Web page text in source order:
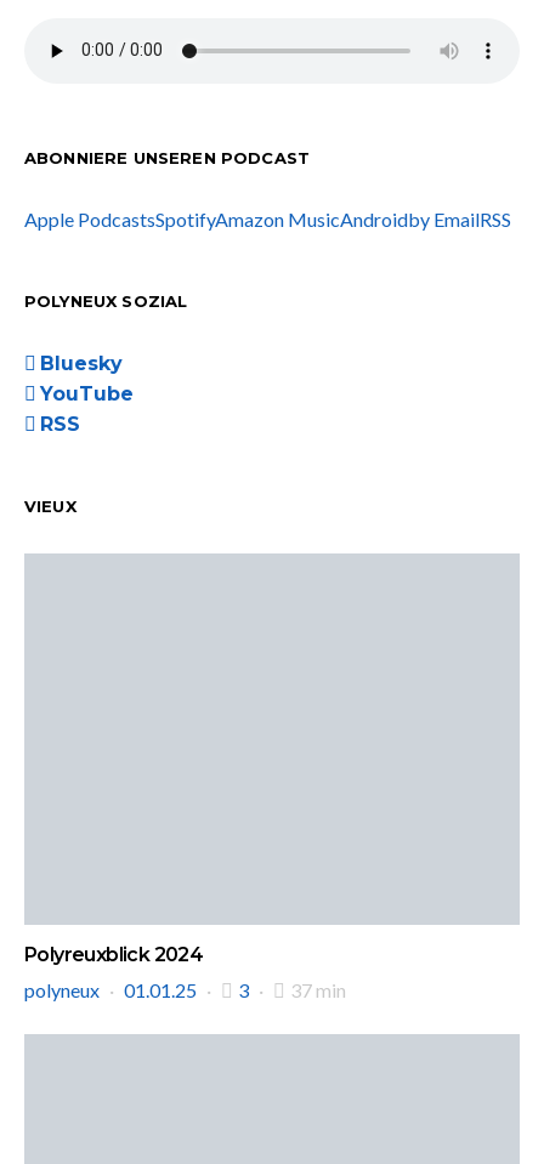
ABONNIERE UNSEREN PODCAST
Apple PodcastsSpotifyAmazon MusicAndroidby EmailRSS
POLYNEUX SOZIAL
Bluesky
YouTube
RSS
VIEUX
Polyreuxblick 2024
polyneux
01.01.25 3 37 min